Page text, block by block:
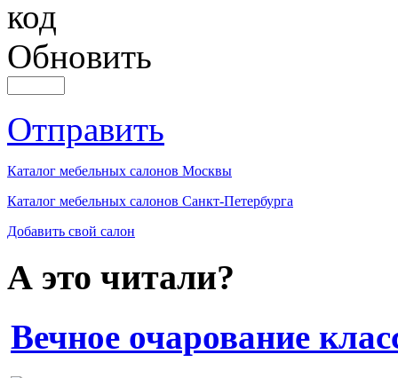
Обновить
Отправить
Каталог мебельных салонов Москвы
Каталог мебельных салонов Санкт-Петербурга
Добавить свой салон
А это читали?
Вечное очарование